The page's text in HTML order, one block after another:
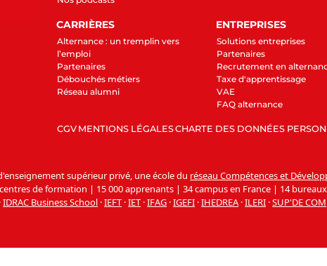
CARRIÈRES
Alternance : un tremplin vers
l’emploi
Partenaires
Débouchés métiers
Réseau alumni
ENTREPRISES
Solutions entreprises
Partenaires
Recrutement en
Taxe d'apprentissage
VAE
FAQ alternance
CGV MENTIONS LÉGALESCHARTE DES DONNÉES